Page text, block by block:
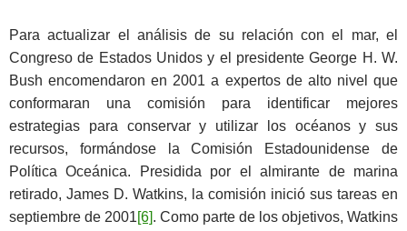
Para actualizar el análisis de su relación con el mar, el
Congreso de Estados Unidos y el presidente George H. W.
Bush encomendaron en 2001 a expertos de alto nivel que
conformaran una comisión para identificar mejores
estrategias para conservar y utilizar los océanos y sus
recursos, formándose la Comisión Estadounidense de
Política Oceánica. Presidida por el almirante de marina
retirado, James D. Watkins, la comisión inició sus tareas en
septiembre de 2001[6]. Como parte de los objetivos, Watkins